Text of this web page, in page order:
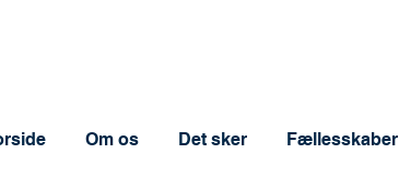
Om os Det sker Fællesskaber